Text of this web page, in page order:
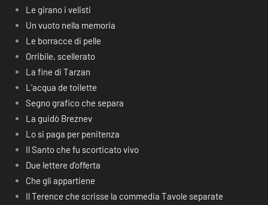
Le girano i velisti
Un vuoto nella memoria
Le borracce di pelle
Orribile, scellerato
La fine di Tarzan
L’acqua de toilette
Segno grafico che separa
La guidò Breznev
Lo si paga per penitenza
Il Santo che fu scorticato vivo
Due lettere d’offerta
Che gli appartiene
Il Terence che scrisse la commedia Tavole separate